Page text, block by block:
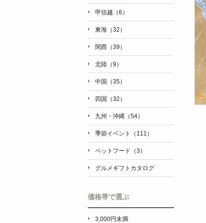
甲信越（6）
東海（32）
関西（39）
北陸（9）
中国（35）
四国（32）
九州・沖縄（54）
季節イベント（111）
ペットフード（3）
グルメギフトカタログ
価格帯で選ぶ
3,000円未満